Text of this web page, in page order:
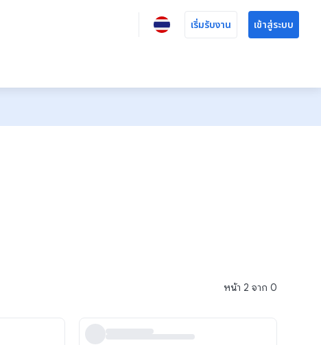
เริ่มรับงาน เข้าสู่ระบบ
หน้า 2 จาก 0